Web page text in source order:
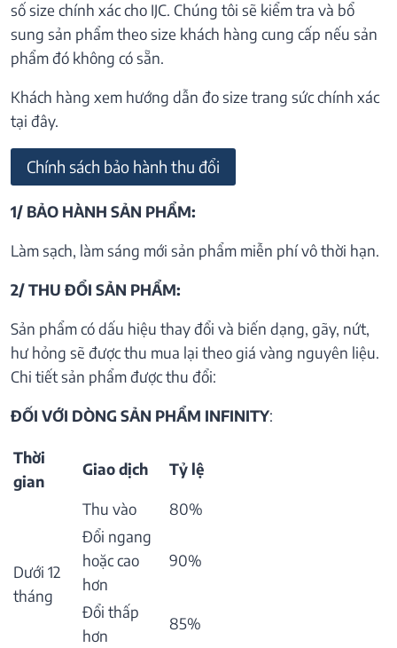
số size chính xác cho IJC. Chúng tôi sẽ kiểm tra và bổ
sung sản phẩm theo size khách hàng cung cấp nếu sản
phẩm đó không có sẵn.
Khách hàng xem hướng dẫn đo size trang sức chính xác
tại đây.
Chính sách bảo hành thu đổi
1/ BẢO HÀNH SẢN PHẨM:
Làm sạch, làm sáng mới sản phẩm miễn phí vô thời hạn.
2/ THU ĐỔI SẢN PHẨM:
Sản phẩm có dấu hiệu thay đổi và biến dạng, gãy, nứt,
hư hỏng sẽ được thu mua lại theo giá vàng nguyên liệu.
Chi tiết sản phẩm được thu đổi:
ĐỐI VỚI DÒNG SẢN PHẨM INFINITY:
Thời
gian
Giao dịch Tỷ lệ
Dưới 12
tháng
Thu vào
80%
Đổi ngang
hoặc cao
hơn
90%
Đổi thấp
hơn
85%